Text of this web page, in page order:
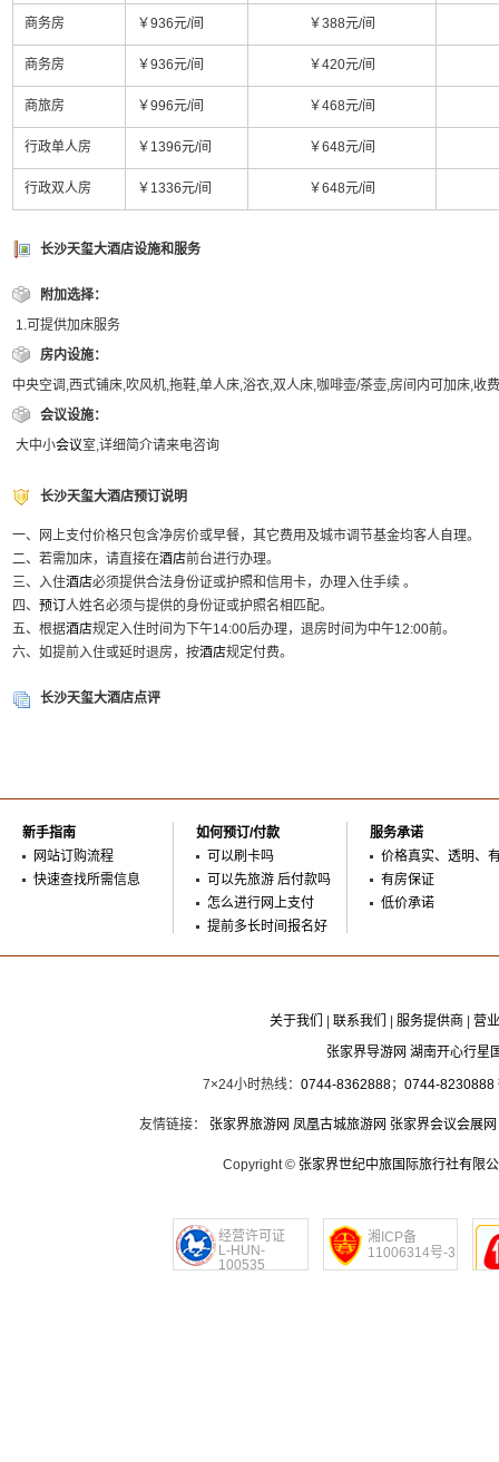
商务房 ￥936元/间 ￥388元/间
商务房 ￥936元/间 ￥420元/间
商旅房 ￥996元/间 ￥468元/间
行政单人房 ￥1396元/间 ￥648元/间
行政双人房 ￥1336元/间 ￥648元/间
长沙天玺大酒店设施和服务
附加选择：
1.可提供加床服务
房内设施：
中央空调,西式铺床,吹风机,拖鞋,单人床,浴衣,双人床,咖啡壶/茶壶,房间内可加床,收
会议设施：
大中小会议室,详细简介请来电咨询
长沙天玺大酒店预订说明
一、网上支付价格只包含净房价或早餐，其它费用及城市调节基金均客人自理。
二、若需加床，请直接在酒店前台进行办理。
三、入住酒店必须提供合法身份证或护照和信用卡，办理入住手续 。
四、 预订 人姓名必须与提供的身份证或护照名相匹配。
五、根据酒店规定入住时间为下午14:00后办理，退房时间为中午12:00前。
六、如提前入住或延时退房，按酒店规定付费。
长沙天玺大酒店点评
新手指南
网站订购流程
快速查找所需信息
如何预订/付款
可以刷卡吗
可以先旅游 后付款吗
怎么进行网上支付
提前多长时间报名好
服务承诺
价格真实、透明、
有房保证
低价承诺
关于我们 联系我们 服务提供商
营
张家界导游网 湖南开心行星
7×24小时热线： 0744-8362888； 0744-8230888
友情链接： 张家界旅游网 凤凰古城旅游网 张家界会议会展网
Copyright © 张家界世纪中旅国际旅行社有限
经营许可证
L-HUN-
100535
湘ICP备
11006314号-3